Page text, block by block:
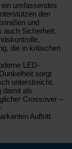
umfassendes
den
und
auch Sicherheit.
die in kritischen
LED-
sorgt
unterstreicht.
damit als
Crossover –
Auftritt.